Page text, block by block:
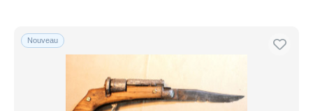
Nouveau